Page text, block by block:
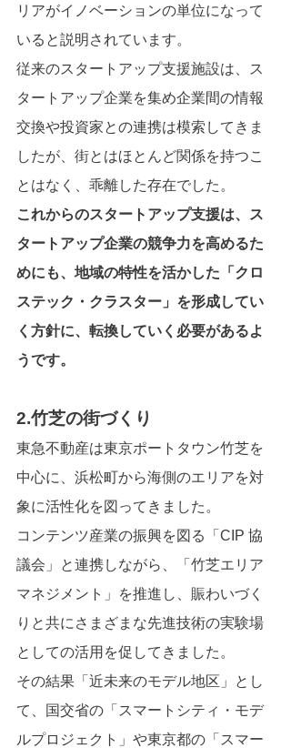
リアがイノベーションの単位になって
いると説明されています。
従来のスタートアップ支援施設は、ス
タートアップ企業を集め企業間の情報
交換や投資家との連携は模索してきま
したが、街とはほとんど関係を持つこ
とはなく、乖離した存在でした。
これからのスタートアップ支援は、ス
タートアップ企業の競争力を高めるた
めにも、地域の特性を活かした「クロ
ステック・クラスター」を形成してい
く方針に、転換していく必要があるよ
うです。
2.竹芝の街づくり
東急不動産は東京ポートタウン竹芝を
中心に、浜松町から海側のエリアを対
象に活性化を図ってきました。
コンテンツ産業の振興を図る「CIP 協
議会」と連携しながら、「竹芝エリア
マネジメント」を推進し、賑わいづく
りと共にさまざまな先進技術の実験場
としての活用を促してきました。
その結果「近未来のモデル地区」とし
て、国交省の「スマートシティ・モデ
ルプロジェクト」や東京都の「スマー